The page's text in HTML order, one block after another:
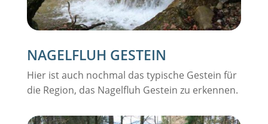
NAGELFLUH GESTEIN
Hier ist auch nochmal das typische Gestein für
die Region, das Nagelfluh Gestein zu erkennen.